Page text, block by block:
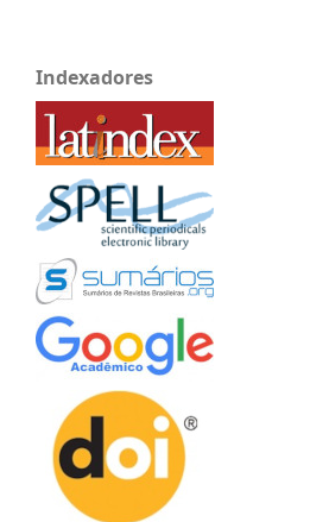
Indexadores